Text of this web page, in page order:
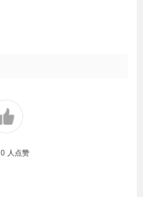
0 人点赞